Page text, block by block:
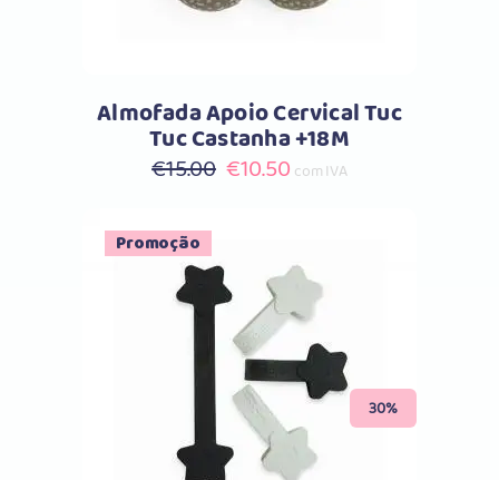
Almofada Apoio Cervical Tuc
Tuc Castanha +18M
€15.00 O
€15.00.
€10.50O
é:
€10.50.
com IVA
Promoção
30%
Comprar